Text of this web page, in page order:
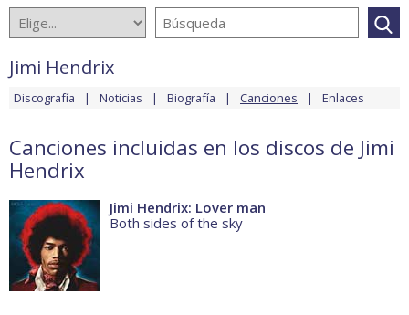
Jimi Hendrix
Discografía Noticias Biografía Canciones Enlaces
Canciones incluidas en los discos de Jimi
Hendrix
Jimi Hendrix: Lover man
Both sides of the sky